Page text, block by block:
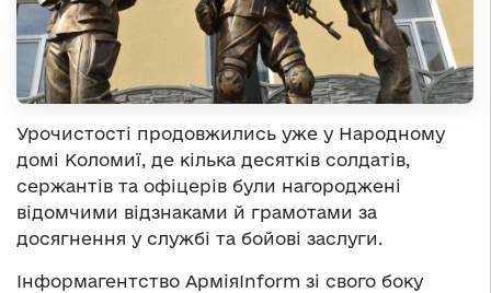
Урочистості продовжились уже у Народному
домі Коломиї, де кілька десятків солдатів,
сержантів та офіцерів були нагороджені
відомчими відзнаками й грамотами за
досягнення у службі та бойові заслуги.
Інформагентство АрміяІnform зі свого боку